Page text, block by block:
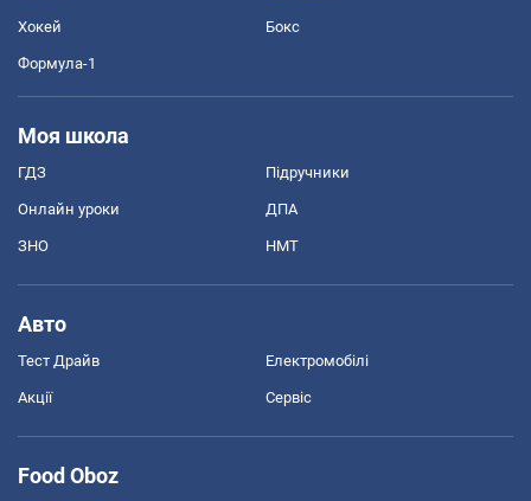
Хокей Бокс
Формула-1
Моя школа
ГДЗ Підручники
Онлайн уроки ДПА
ЗНО НМТ
Авто
Тест Драйв Електромобілі
Акції Сервіс
Food Oboz